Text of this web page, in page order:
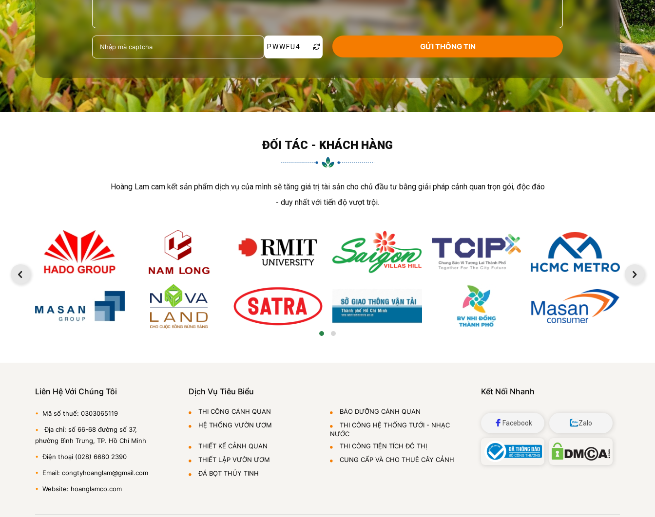
PWWFU4
ĐỐI TÁC - KHÁCH HÀNG
Hoàng Lam cam kết sản phẩm dịch vụ của mình sẽ tăng giá trị tài sản cho chủ đầu tư bằng giải pháp cảnh quan trọn gói, độc đáo
- duy nhất với tiến độ vượt trội.
Liên Hệ Với Chúng Tôi
• Mã số thuế: 0303065119
• Địa chỉ: số 66-68 đường số 37,
phường Bình Trưng, TP. Hồ Chí Minh
• Điện thoại (028) 6680 2390
• Email: congtyhoanglam@gmail.com
• Website: hoanglamco.com
Dịch Vụ Tiêu Biểu
THI CÔNG CẢNH QUAN
BẢO DƯỠNG CẢNH QUAN
HỆ THỐNG VƯỜN ƯƠM
THI CÔNG HỆ THỐNG TƯỚI - NHẠC
NƯỚC
THIẾT KẾ CẢNH QUAN
THI CÔNG TIỆN TÍCH ĐÔ THỊ
THIẾT LẬP VƯỜN ƯƠM
CUNG CẤP VÀ CHO THUÊ CÂY CẢNH
ĐÁ BỌT THỦY TINH
Kết Nối Nhanh
Facebook Zalo